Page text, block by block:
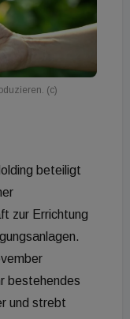
(c)
beteiligt
zur Errichtung
bestehendes
und strebt